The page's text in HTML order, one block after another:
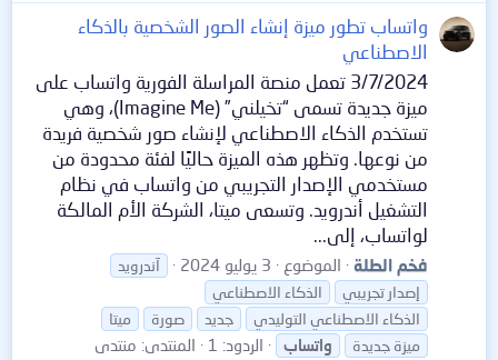
واتساب تطور ميزة إنشاء الصور الشخصية بالذكاء
الاصطناعي
3/7/2024 تعمل منصة المراسلة الفورية واتساب على
ميزة جديدة تسمى “تخيلني” (Imagine Me)، وهي
تستخدم الذكاء الاصطناعي لإنشاء صور شخصية فريدة
من نوعها. وتظهر هذه الميزة حاليًا لفئة محدودة من
مستخدمي الإصدار التجريبي من واتساب في نظام
التشغيل أندرويد. وتسعى ميتا، الشركة الأم المالكة
لواتساب، إلى...
فخم الطلة الموضوع 3 يوليو 2024
آندرويد
إصدار تجريبي
الذكاء الاصطناعي
الذكاء الاصطناعي التوليدي
جديد صورة
ميتا
ميزة جديدة
واتساب الردود: 1 المنتدى: منتدى